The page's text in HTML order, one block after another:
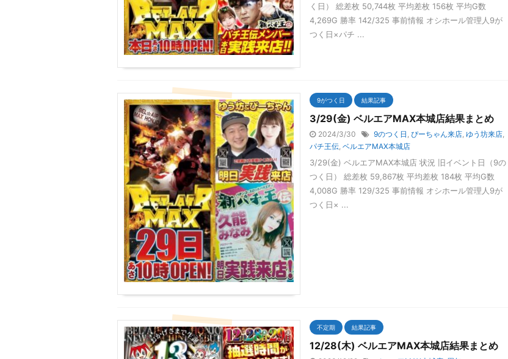
く日） 総差枚 50,744枚 平均差枚 156枚 平均G数
4,269G 勝率 142/325 事前情報 オシホール管理人9が
つく日×パチ ...
9がつく日 結果記事
3/29(金) ベルエアMAX本城店結果まとめ
2024/3/30 9のつく日 ぴーちゃん来店 ゆう坊来店
パチ王伝 ベルエアMAX本城店
3/29(金) ベルエアMAX本城店 状況 旧イベント日（9の
つく日） 総差枚 59,867枚 平均差枚 184枚 平均G数
4,008G 勝率 129/325 事前情報 オシホール管理人9が
つく日× ...
不定期 結果記事
12/28(木) ベルエアMAX本城店結果まとめ